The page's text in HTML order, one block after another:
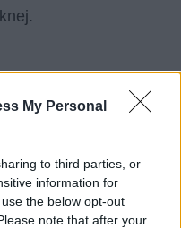
My Personal
to third parties, or
information for
the below opt-out
note that after your